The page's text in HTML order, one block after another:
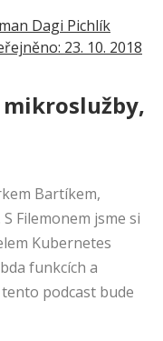
Dagi Pichlík
23. 10. 2018
mikroslužby,
Bartíkem,
Filemonem jsme si
Kubernetes
funkcích a
podcast bude